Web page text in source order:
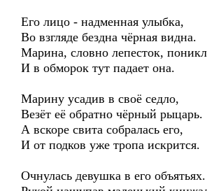
Его лицо - надменная улыбка,
Во взгляде бездна чёрная видна.
Марина, словно лепесток,
И в обморок тут падает она.
Марину усадив в своё седло,
Везёт её обратно чёрный рыцарь.
А вскоре свита собралась его,
И от подков уже тропа искрится.
Очнулась девушка в его объятьях.